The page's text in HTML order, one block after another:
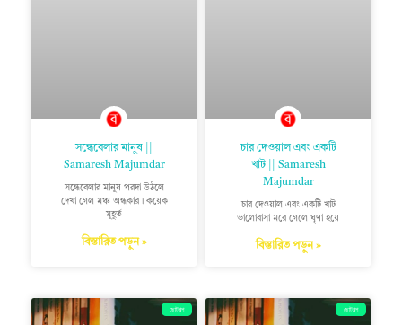
সন্ধেবেলার মানুষ ||
Samaresh Majumdar
সন্ধেবেলার মানুষ পরদা উঠলে
দেখা গেল মঞ্চ অন্ধকার। কয়েক
মুহূর্ত
বিস্তারিত পড়ুন »
চার দেওয়াল এবং একটি
খাট || Samaresh
Majumdar
চার দেওয়াল এবং একটি খাট
ভালোবাসা মরে গেলে ঘৃণা হয়ে
বিস্তারিত পড়ুন »
ছোটগল্প ছোটগল্প